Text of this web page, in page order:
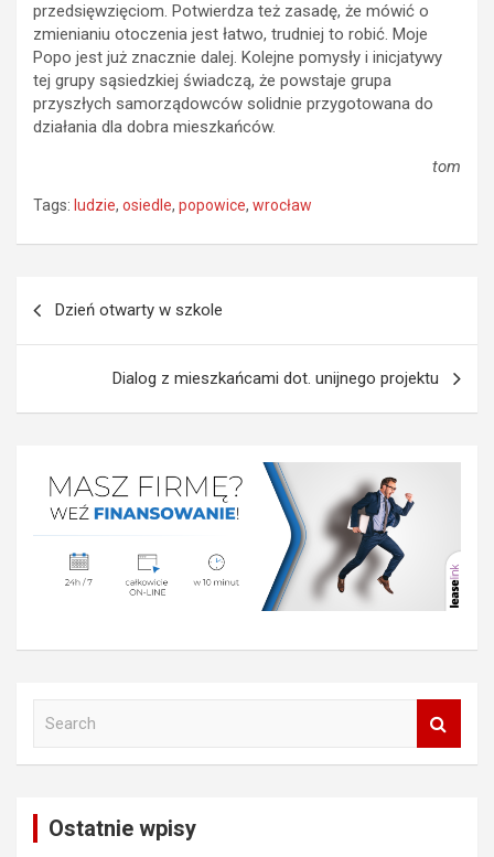
przedsięwzięciom. Potwierdza też zasadę, że mówić o
zmienianiu otoczenia jest łatwo, trudniej to robić. Moje
Popo jest już znacznie dalej. Kolejne pomysły i inicjatywy
tej grupy sąsiedzkiej świadczą, że powstaje grupa
przyszłych samorządowców solidnie przygotowana do
działania dla dobra mieszkańców.
tom
Tags: ludzie, osiedle, popowice, wrocław
Dzień otwarty w szkole
Dialog z mieszkańcami dot. unijnego projektu
Ostatnie wpisy